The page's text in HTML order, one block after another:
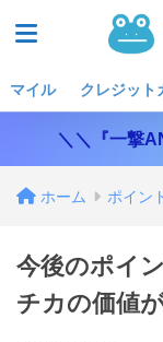
マイル クレジット
＼＼『一撃
ホーム ポイン
今後のポイ
チカの価値